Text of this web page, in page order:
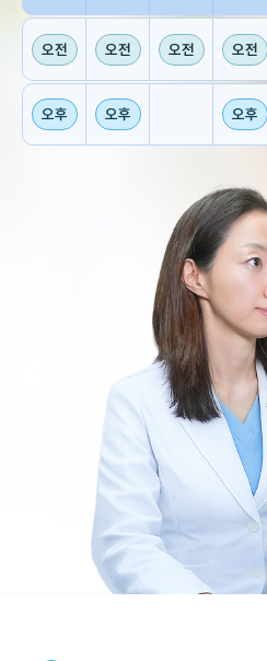
오전 오전 오전 오전
오후 오후 오후